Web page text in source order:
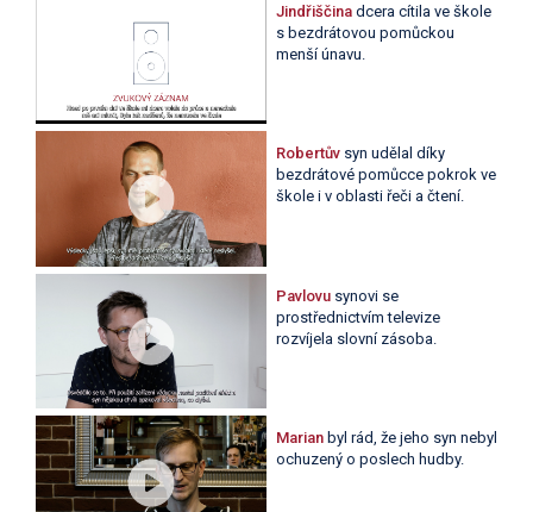
Jindřiščina dcera cítila ve škole
s bezdrátovou pomůckou
menší únavu.
Robertův syn udělal díky
bezdrátové pomůcce pokrok ve
škole i v oblasti řeči a čtení.
Pavlovusynovi se
prostřednictvím televize
rozvíjela slovní zásoba.
Marianbyl rád, že jeho syn nebyl
ochuzený o poslech hudby.